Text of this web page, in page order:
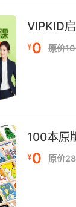
的觉醒场域
斯克2018年
开发了"演
一性原理""星
步掌握复杂
现，经过系
转化率提升
。
背景下，
智能教学
演讲素材，
的三维标注
VIPKID
¥0 原价
100本原
¥0 原价